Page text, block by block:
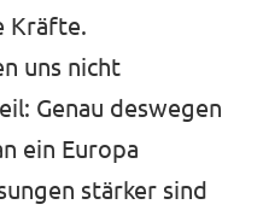
Kräfte.
uns nicht
Genau deswegen
ein Europa
stärker sind